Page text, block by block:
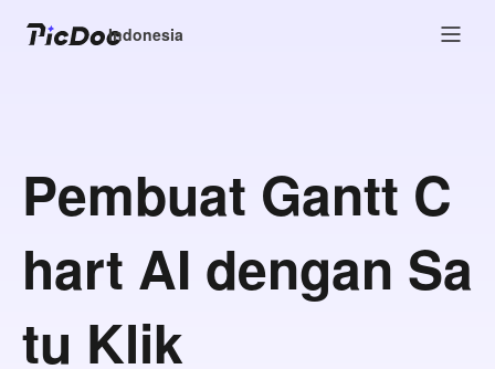
Indonesia
Pembuat Gantt C
hart AI dengan Sa
tu Klik